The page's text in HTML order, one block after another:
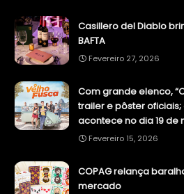
Casillero del Diablo
BAFTA
Fevereiro 27, 2026
Com grande elenco,
trailer e pôster
acontece no dia 19 de
Fevereiro 15, 2026
COPAG relança
mercado